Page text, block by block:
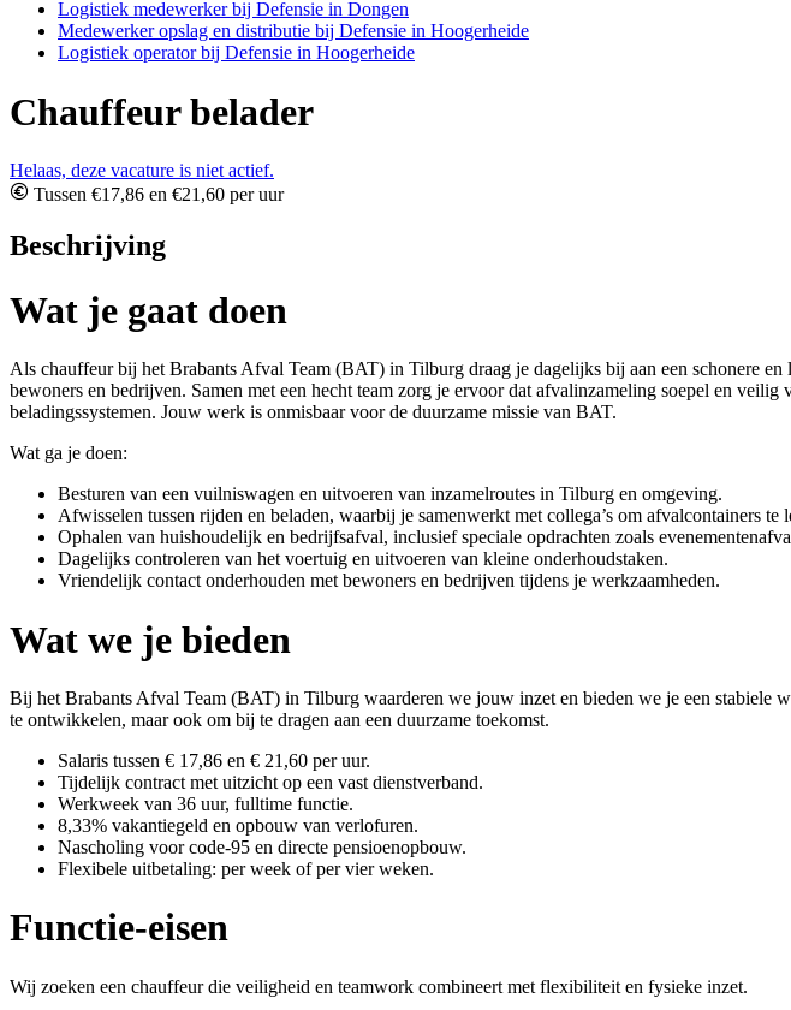
Logistiek medewerker bij Defensie in Dongen
Medewerker opslag en distributie bij Defensie in Hoogerheide
Logistiek operator bij Defensie in Hoogerheide
Chauffeur belader
Helaas, deze vacature is niet actief.
Tussen €17,86 en €21,60 per uur
Beschrijving
Wat je gaat doen
Als chauffeur bij het Brabants Afval Team (BAT) in Tilburg draag je dagelijks bij aan een schonere
bewoners en bedrijven. Samen met een hecht team zorg je ervoor dat afvalinzameling soepel en
beladingssystemen. Jouw werk is onmisbaar voor de duurzame missie van BAT.
Wat ga je doen:
Besturen van een vuilniswagen en uitvoeren van inzamelroutes in Tilburg en omgeving.
Afwisselen tussen rijden en beladen, waarbij je samenwerkt met collega’s om afvalcontainers te
Ophalen van huishoudelijk en bedrijfsafval, inclusief speciale opdrachten zoals
Dagelijks controleren van het voertuig en uitvoeren van kleine onderhoudstaken.
Vriendelijk contact onderhouden met bewoners en bedrijven tijdens je werkzaamheden.
Wat we je bieden
Bij het Brabants Afval Team (BAT) in Tilburg waarderen we jouw inzet en bieden we je een
te ontwikkelen, maar ook om bij te dragen aan een duurzame toekomst.
Salaris tussen € 17,86 en € 21,60 per uur.
Tijdelijk contract met uitzicht op een vast dienstverband.
Werkweek van 36 uur, fulltime functie.
8,33% vakantiegeld en opbouw van verlofuren.
Nascholing voor code-95 en directe pensioenopbouw.
Flexibele uitbetaling: per week of per vier weken.
Functie-eisen
Wij zoeken een chauffeur die veiligheid en teamwork combineert met flexibiliteit en fysieke inzet.